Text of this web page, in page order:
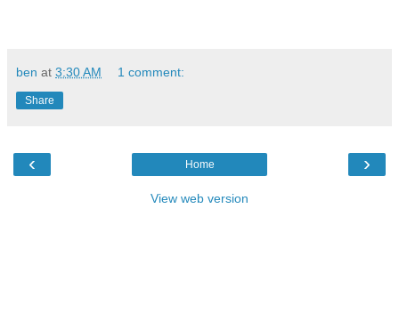
ben at 3:30 AM 1 comment:
Share
‹ ›
Home
View web version